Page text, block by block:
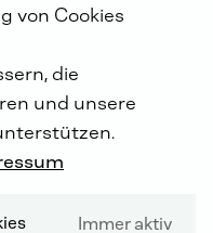
von Cookies
die
und unsere
Immer aktiv